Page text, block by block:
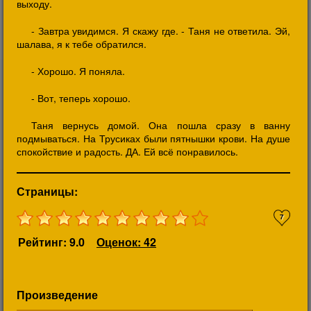
выходу.
- Завтра увидимся. Я скажу где. - Таня не ответила. Эй,
шалава, я к тебе обратился.
- Хорошо. Я поняла.
- Вот, теперь хорошо.
Таня вернусь домой. Она пошла сразу в ванну
подмываться. На Трусиках были пятнышки крови. На душе
спокойствие и радость. ДА. Ей всё понравилось.
Страницы:
7
Рейтинг: 9.0 Оценок: 42
Произведение